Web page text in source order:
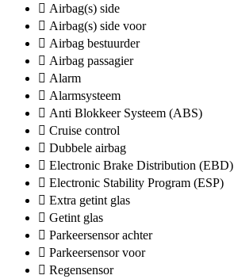
Airbag(s) side
Airbag(s) side voor
Airbag bestuurder
Airbag passagier
Alarm
Alarmsysteem
Anti Blokkeer Systeem (ABS)
Cruise control
Dubbele airbag
Electronic Brake Distribution (EBD)
Electronic Stability Program (ESP)
Extra getint glas
Getint glas
Parkeersensor achter
Parkeersensor voor
Regensensor